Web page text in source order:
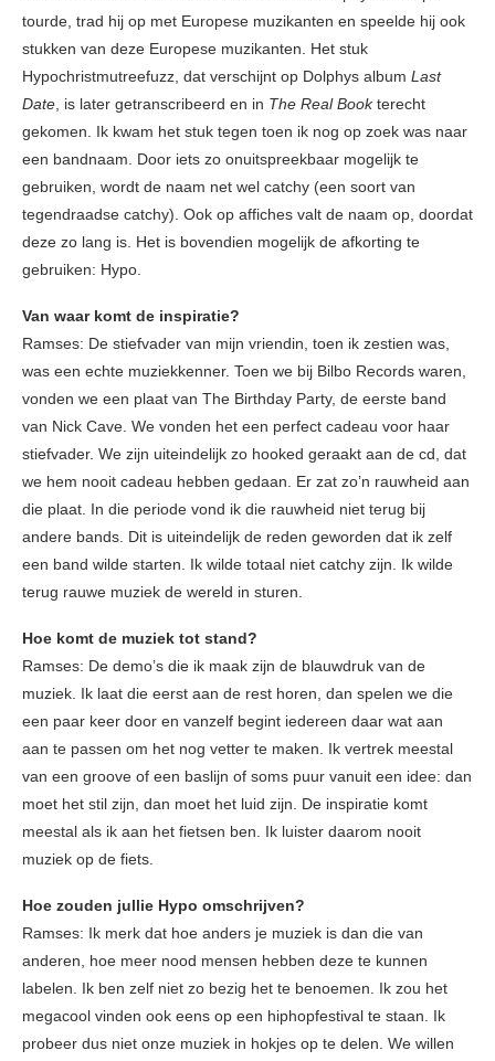
tourde, trad hij op met Europese muzikanten en speelde hij ook
stukken van deze Europese muzikanten. Het stuk
Hypochristmutreefuzz, dat verschijnt op Dolphys album Last
Date, is later getranscribeerd en in The Real Bookterecht
gekomen. Ik kwam het stuk tegen toen ik nog op zoek was naar
een bandnaam. Door iets zo onuitspreekbaar mogelijk te
gebruiken, wordt de naam net wel catchy (een soort van
tegendraadse catchy). Ook op affiches valt de naam op, doordat
deze zo lang is. Het is bovendien mogelijk de afkorting te
gebruiken: Hypo.
Van waar komt de inspiratie?
Ramses: De stiefvader van mijn vriendin, toen ik zestien was,
was een echte muziekkenner. Toen we bij Bilbo Records waren,
vonden we een plaat van The Birthday Party, de eerste band
van Nick Cave. We vonden het een perfect cadeau voor haar
stiefvader. We zijn uiteindelijk zo hooked geraakt aan de cd, dat
we hem nooit cadeau hebben gedaan. Er zat zo’n rauwheid aan
die plaat. In die periode vond ik die rauwheid niet terug bij
andere bands. Dit is uiteindelijk de reden geworden dat ik zelf
een band wilde starten. Ik wilde totaal niet catchy zijn. Ik wilde
terug rauwe muziek de wereld in sturen.
Hoe komt de muziek tot stand?
Ramses: De demo’s die ik maak zijn de blauwdruk van de
muziek. Ik laat die eerst aan de rest horen, dan spelen we die
een paar keer door en vanzelf begint iedereen daar wat aan
aan te passen om het nog vetter te maken. Ik vertrek meestal
van een groove of een baslijn of soms puur vanuit een idee: dan
moet het stil zijn, dan moet het luid zijn. De inspiratie komt
meestal als ik aan het fietsen ben. Ik luister daarom nooit
muziek op de fiets.
Hoe zouden jullie Hypo omschrijven?
Ramses: Ik merk dat hoe anders je muziek is dan die van
anderen, hoe meer nood mensen hebben deze te kunnen
labelen. Ik ben zelf niet zo bezig het te benoemen. Ik zou het
megacool vinden ook eens op een hiphopfestival te staan. Ik
probeer dus niet onze muziek in hokjes op te delen. We willen